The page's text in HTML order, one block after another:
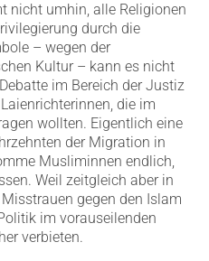
nicht umhin, alle Religionen
durch die
– wegen der
Kultur – kann es nicht
im Bereich der Justiz
die im
wollten. Eigentlich eine
der Migration in
Musliminnen endlich,
Weil zeitgleich aber in
gegen den Islam
im vorauseilenden
verbieten.